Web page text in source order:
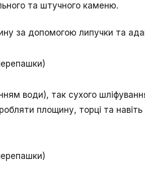
та штучного каменю.
за допомогою липучки та
води), так сухого
площину, торці та навіть